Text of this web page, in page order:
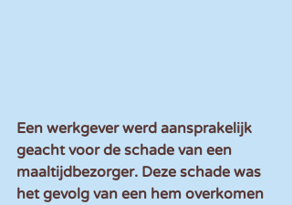
Een werkgever werd aansprakelijk
geacht voor de schade van een
maaltijdbezorger. Deze schade was
het gevolg van een hem overkomen